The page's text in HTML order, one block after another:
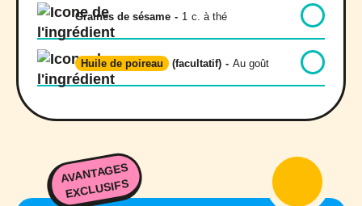
Graines de sésame - 1 c. à thé
Huile de poireau (facultatif) - Au goût
AVANTAGES
EXCLUSIFS